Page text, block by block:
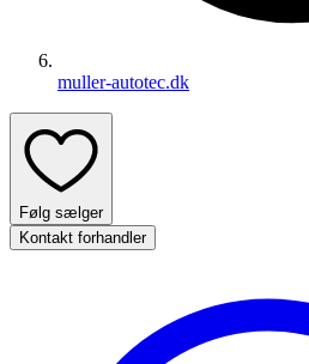
muller-autotec.dk
Følg sælger
Kontakt forhandler